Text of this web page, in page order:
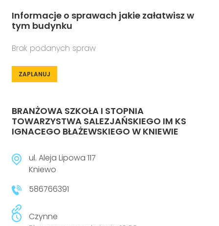
Informacje o sprawach jakie załatwisz w
tym budynku
Brak podanych spraw
ZAPLANUJ
BRANŻOWA SZKOŁA I STOPNIA
TOWARZYSTWA SALEZJAŃSKIEGO IM KS
IGNACEGO BŁAŻEWSKIEGO W KNIEWIE
ul. Aleja Lipowa 117
Kniewo
586766391
Czynne